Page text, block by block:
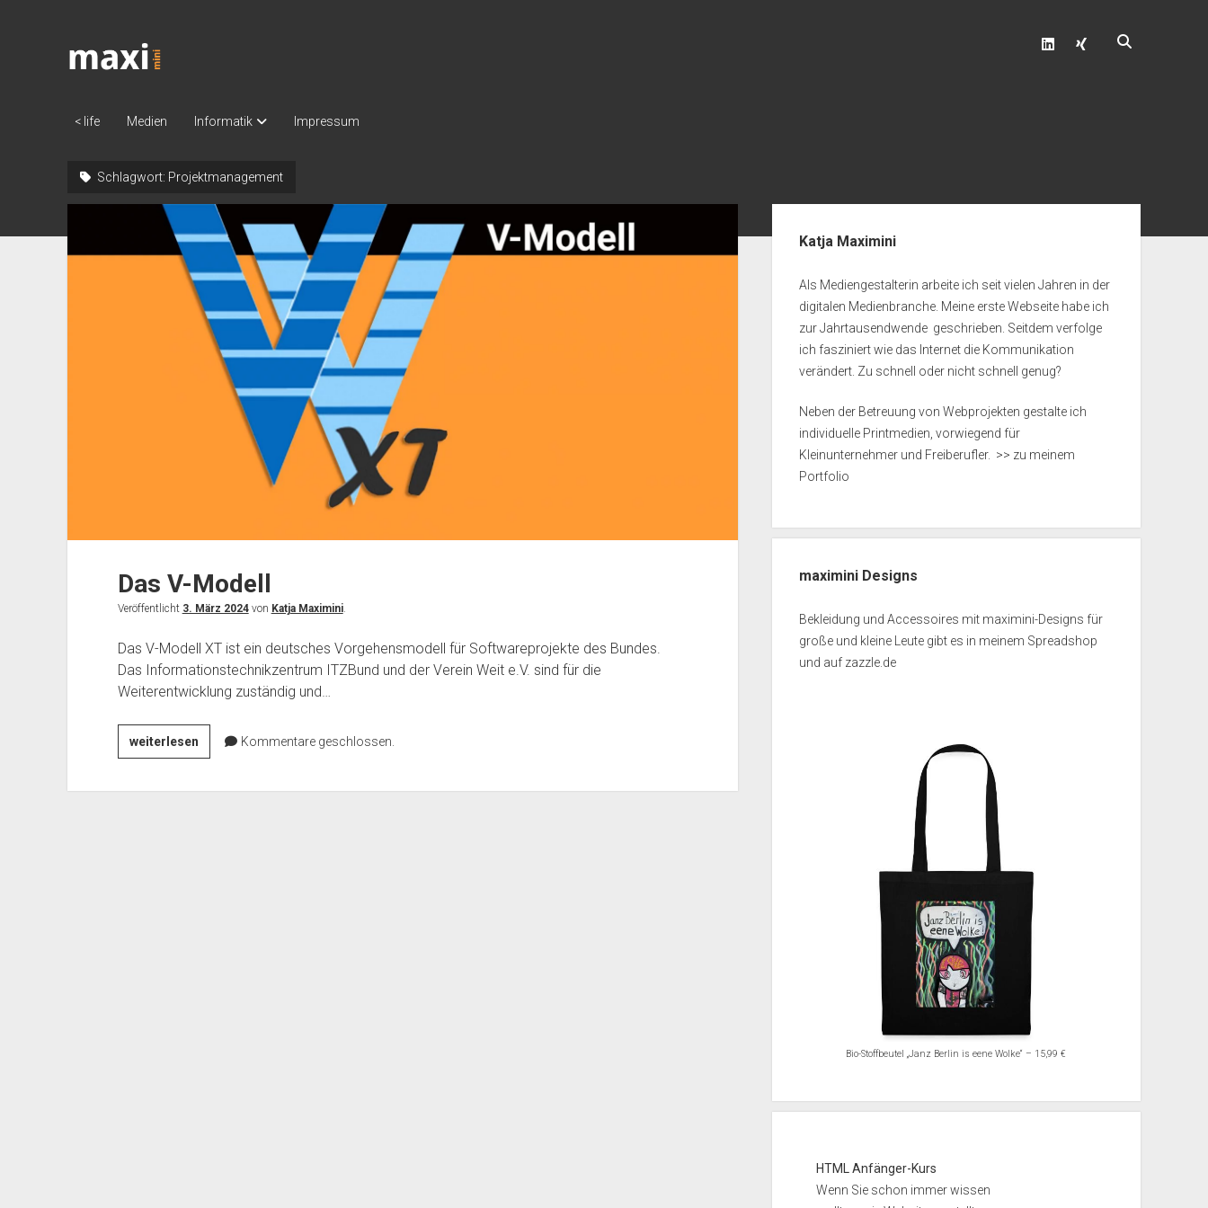
Maximini
work
linkedinxing
< life Medien Informatik Impressum
Schlagwort: Projektmanagement
Das V-Modell
Veröffentlicht 3. März 2024von Katja Maximini.
Das V-Modell XT ist ein deutsches Vorgehensmodell für Softwareprojekte des Bundes.
Das Informationstechnikzentrum ITZBund und der Verein Weit e.V. sind für die
Weiterentwicklung zuständig und…
weiterlesenDas
V-
Kommentare geschlossen.
Katja Maximini
Als Mediengestalterin arbeite ich seit vielen Jahren in der
digitalen Medienbranche. Meine erste Webseite habe ich
zur Jahrtausendwende geschrieben. Seitdem verfolge
ich fasziniert wie das Internet die Kommunikation
verändert. Zu schnell oder nicht schnell genug?
Neben der Betreuung von Webprojekten gestalte ich
individuelle Printmedien, vorwiegend für
Kleinunternehmer und Freiberufler. >> zu meinem
Portfolio
maximini Designs
Bekleidung und Accessoires mit maximini-Designs für
große und kleine Leute gibt es in meinem Spreadshop
und auf zazzle.de
Bio-Stoffbeutel „Janz Berlin is eene Wolke“ – 15,99 €
HTML Anfänger-Kurs
Wenn Sie schon immer wissen